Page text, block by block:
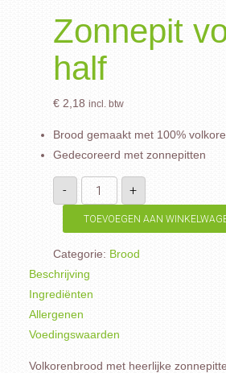
Zonnepit
half
€2,18 incl. btw
Brood gemaakt met 100%
Gedecoreerd met zonnepitten
-
Zonnepit
volkoren
half
aantal
+
TOEVOEGEN AAN
Categorie: Brood
Beschrijving
Ingrediënten
Allergenen
Voedingswaarden
Volkorenbrood met heerlijke